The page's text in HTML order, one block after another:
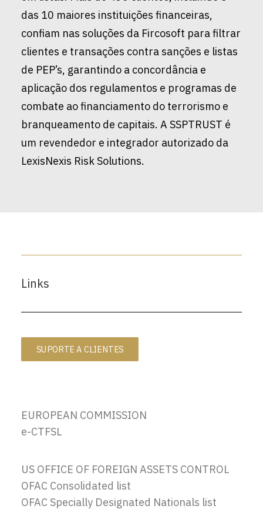
das 10 maiores instituições financeiras,
confiam nas soluções da Fircosoft para filtrar
clientes e transações contra sanções e listas
de PEP’s, garantindo a concordância e
aplicação dos regulamentos e programas de
combate ao financiamento do terrorismo e
branqueamento de capitais. A SSPTRUST é
um revendedor e integrador autorizado da
LexisNexis Risk Solutions.
Links
SUPORTE A CLIENTES
EUROPEAN COMMISSION
e-CTFSL
US OFFICE OF FOREIGN ASSETS CONTROL
OFAC Consolidated list
OFAC Specially Designated Nationals list